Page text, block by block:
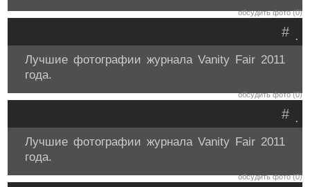
обсудить фото (0)
.
#
Лучшие фотографии журнала Vanity Fair 2011
года.
обсудить фото (0)
.
#
Лучшие фотографии журнала Vanity Fair 2011
года.
обсудить фото (0)